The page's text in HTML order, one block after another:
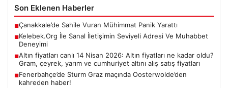
Son Eklenen Haberler
■Çanakkale’de Sahile Vuran Mühimmat Panik Yarattı
■Kelebek.Org İle Sanal İletişimin Seviyeli Adresi Ve Muhabbet
Deneyimi
■Altın fiyatları canlı 14 Nisan 2026: Altın fiyatları ne kadar oldu?
Gram, çeyrek, yarım ve cumhuriyet altını alış satış fiyatları
■Fenerbahçe’de Sturm Graz maçında Oosterwolde’den
kahreden haber!